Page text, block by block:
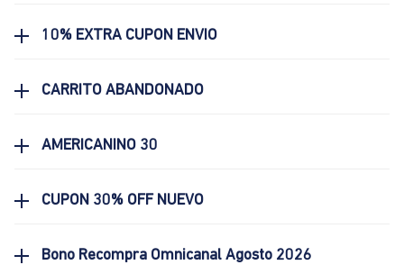
10% EXTRA CUPON ENVIO
CARRITO ABANDONADO
AMERICANINO 30
CUPON 30% OFF NUEVO
Bono Recompra Omnicanal Agosto 2026